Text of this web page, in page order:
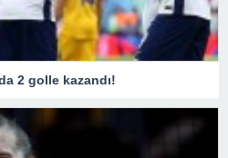
2 golle kazandı!